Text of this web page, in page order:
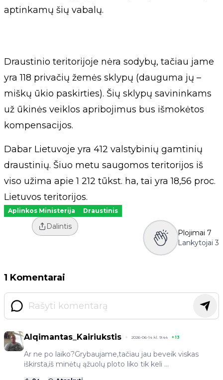
aptinkamų šių vabalų.
Draustinio teritorijoje nėra sodybų, tačiau jame
yra 118 privačių žemės sklypų (dauguma jų –
miškų ūkio paskirties). Šių sklypų savininkams
už ūkinės veiklos apribojimus bus išmokėtos
kompensacijos.
Dabar Lietuvoje yra 412 valstybinių gamtinių
draustinių. Šiuo metu saugomos teritorijos iš
viso užima apie 1 212 tūkst. ha, tai yra 18,56 proc.
Lietuvos teritorijos.
Aplinkos Ministerija Draustinis
Dalintis
Plojimai 7
Lankytojai 3
1 Komentarai
Alqimantas_Kairiukstis 2026-06-14 kl. 9:44 +13
Ar ne po laiko?Grybaujame,tačiau jau beveik viskas
iškirsta,iš minėtų ąžuolų ploto liko tik keli ...